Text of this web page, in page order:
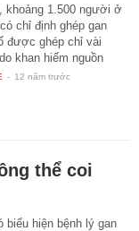
khoảng 1.500 người ở
chỉ định ghép gan
được ghép chỉ vài
khan hiếm nguồn
- 12 năm trước
thể coi
biểu hiện bệnh lý gan